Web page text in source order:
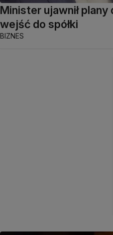
Minister ujawnił plany
wejść do spółki
BIZNES